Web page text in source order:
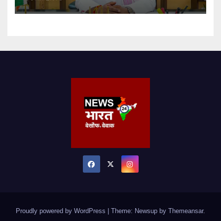
Proudly powered by WordPress Theme: Newsup by Themeansar.